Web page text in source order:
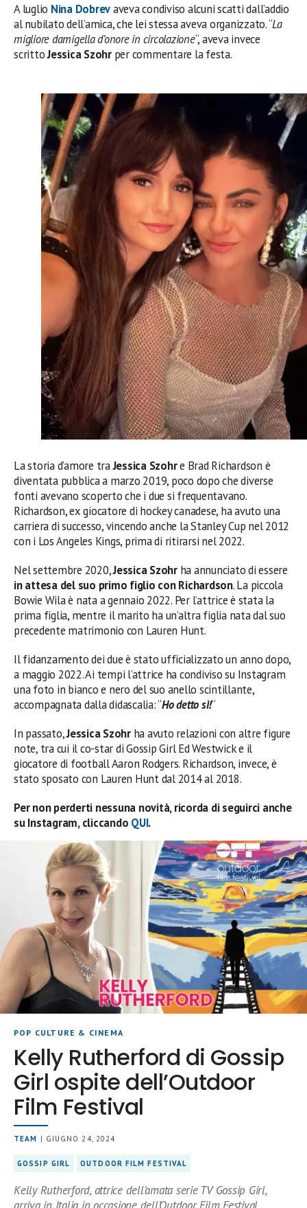
A luglio Nina Dobrevaveva condiviso alcuni scatti dall’addio
al nubilato dell’amica, che lei stessa aveva organizzato. “La
migliore damigella d’onore in circolazione“, aveva invece
scrittoJessica Szohrper commentare la festa.
La storia d’amore traJessica Szohre Brad Richardson è
diventata pubblica a marzo 2019, poco dopo che diverse
fonti avevano scoperto che i due si frequentavano.
Richardson, ex giocatore di hockey canadese, ha avuto una
carriera di successo, vincendo anche la Stanley Cup nel 2012
con i Los Angeles Kings, prima di ritirarsi nel 2022.
Nel settembre 2020,Jessica Szohrha annunciato di essere
in attesa del suo primo figlio con Richardson. La piccola
Bowie Wila è nata a gennaio 2022. Per l’attrice è stata la
prima figlia, mentre il marito ha un’altra figlia nata dal suo
precedente matrimonio con Lauren Hunt.
Il fidanzamento dei due è stato ufficializzato un anno dopo,
a maggio 2022. Ai tempi l’attrice ha condiviso su Instagram
una foto in bianco e nero del suo anello scintillante,
accompagnata dalla didascalia: “Ho detto sì!“
In passato,Jessica Szohrha avuto relazioni con altre figure
note, tra cui il co-star di Gossip Girl Ed Westwick e il
giocatore di football Aaron Rodgers. Richardson, invece, è
stato sposato con Lauren Hunt dal 2014 al 2018.
Per non perderti nessuna novità, ricorda di seguirci anche
su Instagram, cliccando QUI.
POP CULTURE & CINEMA
Kelly Rutherford di Gossip
Girl ospite dell’Outdoor
Film Festival
TEAM | GIUGNO 24, 2024
GOSSIP GIRL OUTDOOR FILM FESTIVAL
Kelly Rutherford, attrice dell’amata serie TV Gossip Girl,
arriva in Italia in occasione dell’Outdoor Film Festival